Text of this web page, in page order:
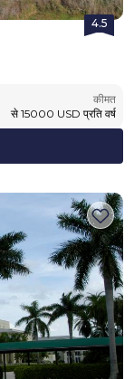
4.5
कीमत
से 15000 USD प्रति वर्ष